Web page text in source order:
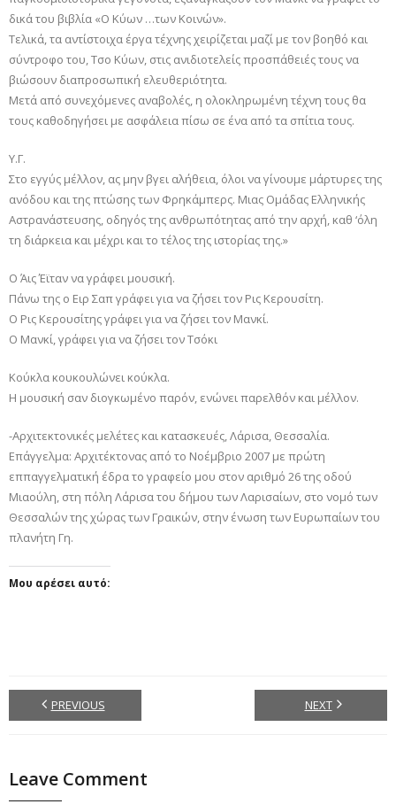
δικά του βιβλία «Ο Κύων …των Κοινών».
Τελικά, τα αντίστοιχα έργα τέχνης χειρίζεται μαζί με τον βοηθό και
σύντροφο του, Τσο Κύων, στις ανιδιοτελείς προσπάθειές τους να
βιώσουν διαπροσωπική ελευθεριότητα.
Μετά από συνεχόμενες αναβολές, η ολοκληρωμένη τέχνη τους θα
τους καθοδηγήσει με ασφάλεια πίσω σε ένα από τα σπίτια τους.
Υ.Γ.
Στο εγγύς μέλλον, ας μην βγει αλήθεια, όλοι να γίνουμε μάρτυρες της
ανόδου και της πτώσης των Φρηκάμπερς. Μιας Ομάδας Ελληνικής
Αστρανάστευσης, οδηγός της ανθρωπότητας από την αρχή, καθ ‘όλη
τη διάρκεια και μέχρι και το τέλος της ιστορίας της.»
Ο Άις Έϊταν να γράφει μουσική.
Πάνω της ο Ειρ Σαπ γράφει για να ζήσει τον Ρις Κερουσίτη.
Ο Ρις Κερουσίτης γράφει για να ζήσει τον Μανκί.
Ο Μανκί, γράφει για να ζήσει τον Τσόκι
Κούκλα κουκουλώνει κούκλα.
Η μουσική σαν διογκωμένο παρόν, ενώνει παρελθόν και μέλλον.
-Αρχιτεκτονικές μελέτες και κατασκευές, Λάρισα, Θεσσαλία.
Επάγγελμα: Αρχιτέκτονας από το Νοέμβριο 2007 με πρώτη
εππαγγελματική έδρα το γραφείο μου στον αριθμό 26 της οδού
Μιαούλη, στη πόλη Λάρισα του δήμου των Λαρισαίων, στο νομό των
Θεσσαλών της χώρας των Γραικών, στην ένωση των Ευρωπαίων του
πλανήτη Γη.
Μου αρέσει αυτό:
PREVIOUS NEXT
Leave Comment